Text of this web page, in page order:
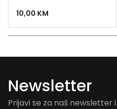
10,00 KM
Newsletter
Prijavi se za naš newsletter